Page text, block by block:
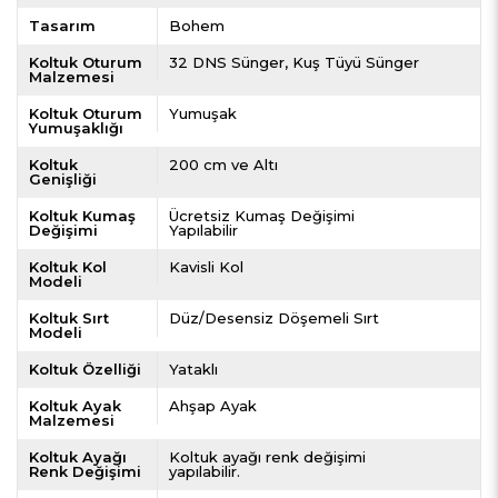
Tasarım Bohem
Koltuk Oturum
Malzemesi
32 DNS Sünger Kuş Tüyü Sünger
Koltuk Oturum
Yumuşaklığı
Yumuşak
Koltuk
Genişliği
200 cm ve Altı
Koltuk Kumaş
Değişimi
Ücretsiz Kumaş Değişimi
Yapılabilir
Koltuk Kol
Modeli
Kavisli Kol
Koltuk Sırt
Modeli
Düz/Desensiz Döşemeli Sırt
Koltuk Özelliği Yataklı
Koltuk Ayak
Malzemesi
Ahşap Ayak
Koltuk Ayağı
Renk Değişimi
Koltuk ayağı renk değişimi
yapılabilir.